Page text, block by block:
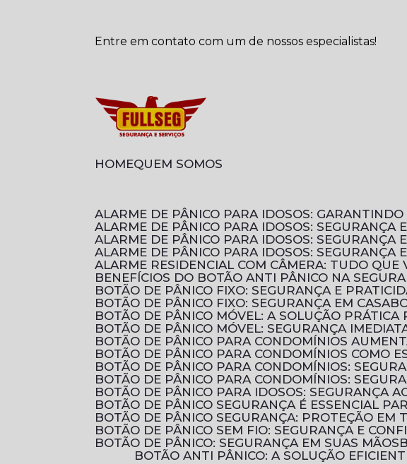
Entre em contato com um de nossos especialistas!
HOME
QUEM SOMOS
ALARME DE PÂNICO PARA IDOSOS:
ALARME DE PÂNICO PARA IDOSOS: SEGURANÇA
ALARME DE PÂNICO PARA IDOSOS:
ALARME DE PÂNICO PARA IDOSOS: SEGURANÇA
ALARME RESIDENCIAL COM CÂMERA: TUDO QUE
BENEFÍCIOS DO BOTÃO ANTI PÂNICO NA
BOTÃO DE PÂNICO FIXO: SEGURANÇA E
BOTÃO DE PÂNICO FIXO: SEGURANÇA EM CASA
BOTÃO DE PÂNICO MÓVEL: A SOLUÇÃO
BOTÃO DE PÂNICO MÓVEL: SEGURANÇA
BOTÃO DE PÂNICO PARA CONDOMÍNIOS
BOTÃO DE PÂNICO PARA CONDOMÍNIOS COMO
BOTÃO DE PÂNICO PARA CONDOMÍNIOS:
BOTÃO DE PÂNICO PARA CONDOMÍNIOS:
BOTÃO DE PÂNICO PARA IDOSOS: SEGURANÇA
BOTÃO DE PÂNICO SEGURANÇA É ESSENCIAL
BOTÃO DE PÂNICO SEGURANÇA: PROTEÇÃO EM
BOTÃO DE PÂNICO SEM FIO: SEGURANÇA E
BOTÃO DE PÂNICO: SEGURANÇA EM SUAS MÃOS
BOTÃO ANTI PÂNICO: A SOLUÇÃO EFICIENTE PARA AUMENTAR A SEGURANÇA EM AMBIENTES COMERCIAIS E